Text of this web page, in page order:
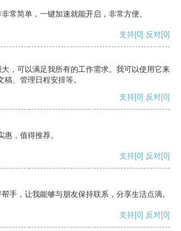
常简单，一键加速就能开启，非常方便。
支持[0] 反对[0]
，可以满足我所有的工作需求。我可以使用它来
、管理日程安排等。
支持[0] 反对[0]
，值得推荐。
支持[0] 反对[0]
手，让我能够与朋友保持联系，分享生活点滴。
支持[0] 反对[0]